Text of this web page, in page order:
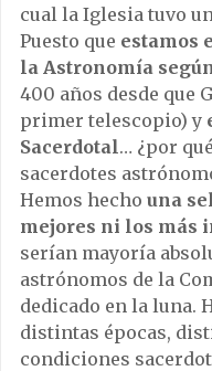
cual la Iglesia tuvo
Puesto que estamos
la Astronomía
400 años desde que
primer telescopio) y
Sacerdotal… ¿por
sacerdotes
Hemos hecho una
mejores ni los más
serían mayoría
astrónomos de la
dedicado en la luna.
distintas épocas,
condiciones